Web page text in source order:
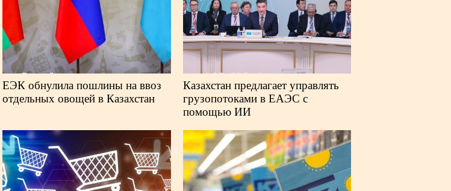
ЕЭК обнулила пошлины на ввоз
отдельных овощей в Казахстан
Казахстан предлагает управлять
грузопотоками в ЕАЭС с
помощью ИИ